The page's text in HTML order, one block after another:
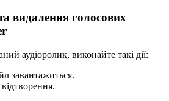
видалення голосових
аудіоролик, виконайте такі дії:
завантажиться.